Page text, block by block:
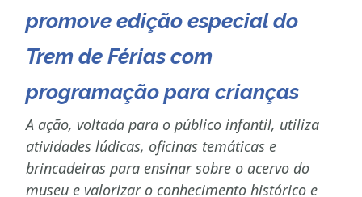
promove edição especial do
Trem de Férias com
programação para crianças
A ação, voltada para o público infantil, utiliza
atividades lúdicas, oficinas temáticas e
brincadeiras para ensinar sobre o acervo do
museu e valorizar o conhecimento histórico e